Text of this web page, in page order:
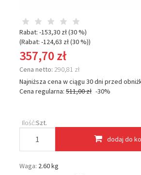
Rabat: -153,30 zł(30 %)
(Rabat: -124,63 zł(30 %))
357,70 zł
Cena netto: 290,81 zł
Najniższa cena w ciągu 30 dni przed
Cena regularna: 511,00 zł -30%
Ilość:Szt.
dodaj do
Waga: 2.60 kg